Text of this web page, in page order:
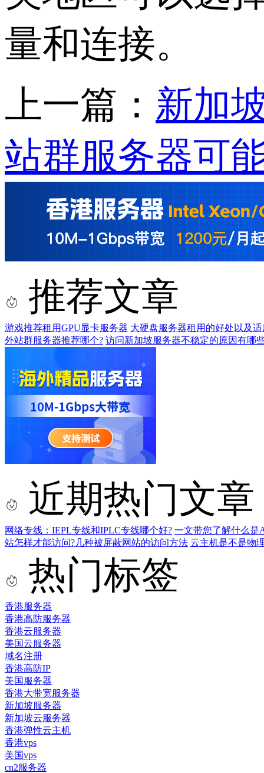
量和连接。
上一篇： 新加
站群服务器可
推荐文章
游戏推荐租用GPU显卡服务器 大硬盘服务器租用的好处以及
外站群服务器推荐哪个? 访问新加坡服务器不稳定的原因有哪
近期热门文章
网络专线：IEPL专线和IPLC专线哪个好? 一文带您了解什么是
站怎样才能访问?几种被屏蔽网站的访问方法 云主机是不是物
热门标签
香港服务器
香港高防服务器
香港云服务器
美国云服务器
域名注册
香港高防IP
美国服务器
香港大带宽服务器
新加坡服务器
新加坡云服务器
香港弹性云主机
香港vps
美国vps
cn2服务器